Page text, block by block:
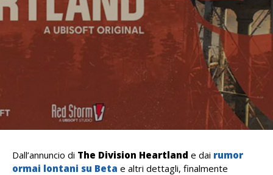
Dall’annuncio di The Division Heartland e dai rumor
ormai lontani su Beta e altri dettagli, finalmente